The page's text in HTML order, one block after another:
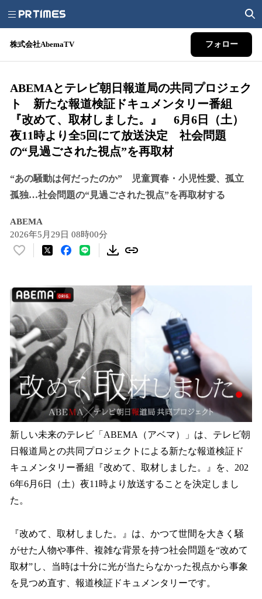
株式会社AbemaTV フォロー
ABEMAとテレビ朝日報道局の共同プロジェク
ト 新たな報道検証ドキュメンタリー番組
『改めて、取材しました。』 6月6日（土）
夜11時より全5回にて放送決定 社会問題
の“見過ごされた視点”を再取材
“あの騒動は何だったのか” 児童買春・小児性愛、孤立
孤独…社会問題の“見過ごされた視点”を再取材する
ABEMA
2026年5月29日 08時00分
い
！
数
を
読
み
込
み
中
で
す
新しい未来のテレビ「ABEMA（アベマ）」は、テレビ朝
日報道局との共同プロジェクトによる新たな報道検証ド
キュメンタリー番組『改めて、取材しました。』を、202
6年6月6日（土）夜11時より放送することを決定しまし
た。
『改めて、取材しました。』は、かつて世間を大きく騒
がせた人物や事件、複雑な背景を持つ社会問題を“改めて
取材”し、当時は十分に光が当たらなかった視点から事象
を見つめ直す、報道検証ドキュメンタリーです。